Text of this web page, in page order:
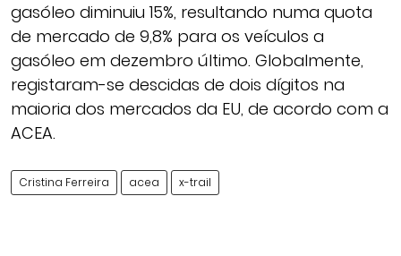
gasóleo diminuiu 15%, resultando numa quota
de mercado de 9,8% para os veículos a
gasóleo em dezembro último. Globalmente,
registaram-se descidas de dois dígitos na
maioria dos mercados da EU, de acordo com a
ACEA.
Cristina Ferreira acea x-trail